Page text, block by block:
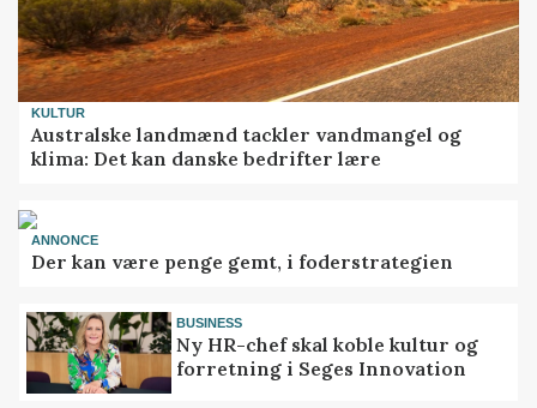
KULTUR
Australske landmænd tackler vandmangel og
klima: Det kan danske bedrifter lære
ANNONCE
Der kan være penge gemt, i foderstrategien
BUSINESS
Ny HR-chef skal koble kultur og
forretning i Seges Innovation